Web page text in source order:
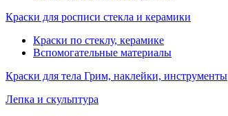
Краски для росписи стекла и керамики
Краски по стеклу, керамике
Вспомогательные материалы
Краски для тела Грим, наклейки, инструменты
Лепка и скульптура